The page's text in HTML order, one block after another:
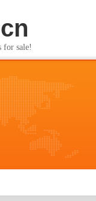
for sale!